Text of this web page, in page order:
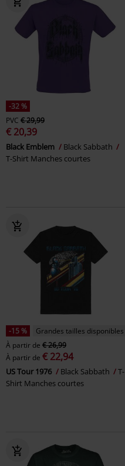
-32 %
PVC € 29,99
€ 20,39
Black Emblem
Black Sabbath
T-Shirt Manches courtes
-15 %
Grandes tailles disponibles
À partir de € 26,99
À partir de € 22,94
US Tour 1976 Black Sabbath
T-
Shirt Manches courtes